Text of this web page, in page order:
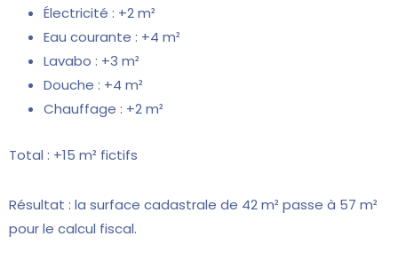
Électricité : +2 m²
Eau courante : +4 m²
Lavabo : +3 m²
Douche : +4 m²
Chauffage : +2 m²
Total : +15 m² fictifs
Résultat : la surface cadastrale de 42 m² passe à 57 m²
pour le calcul fiscal.